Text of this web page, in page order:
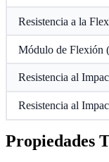
Resistencia a la
Módulo de
Resistencia al
Resistencia al
Propiedades